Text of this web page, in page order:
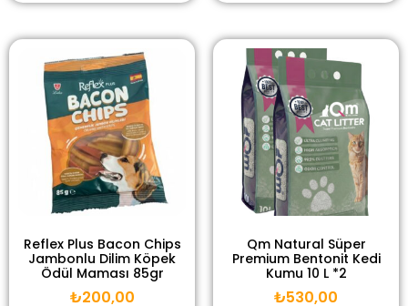
Reflex Plus Bacon Chips
Jambonlu Dilim Köpek
Ödül Maması 85gr
₺200,00
Qm Natural Süper
Premium Bentonit Kedi
Kumu 10 L *2
₺530,00